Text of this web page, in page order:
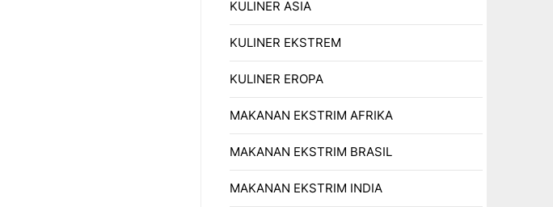
KULINER ASIA
KULINER EKSTREM
KULINER EROPA
MAKANAN EKSTRIM AFRIKA
MAKANAN EKSTRIM BRASIL
MAKANAN EKSTRIM INDIA